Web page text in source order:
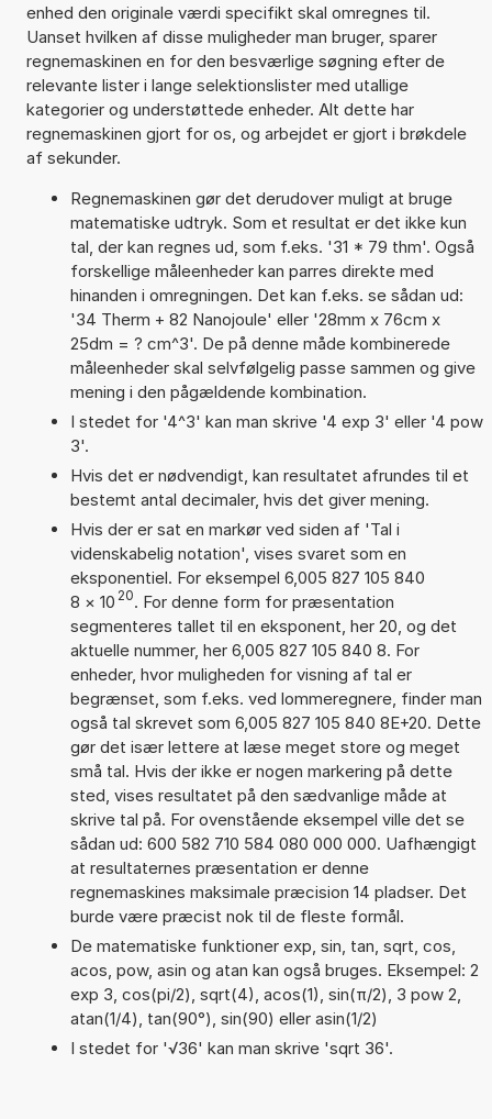
enhed den originale værdi specifikt skal omregnes til.
Uanset hvilken af disse muligheder man bruger, sparer
regnemaskinen en for den besværlige søgning efter de
relevante lister i lange selektionslister med utallige
kategorier og understøttede enheder. Alt dette har
regnemaskinen gjort for os, og arbejdet er gjort i brøkdele
af sekunder.
Regnemaskinen gør det derudover muligt at bruge
matematiske udtryk. Som et resultat er det ikke kun
tal, der kan regnes ud, som f.eks. '31 * 79 thm'. Også
forskellige måleenheder kan parres direkte med
hinanden i omregningen. Det kan f.eks. se sådan ud:
'34 Therm + 82 Nanojoule' eller '28mm x 76cm x
25dm = ? cm^3'. De på denne måde kombinerede
måleenheder skal selvfølgelig passe sammen og give
mening i den pågældende kombination.
I stedet for '4^3' kan man skrive '4 exp 3' eller '4 pow
3'.
Hvis det er nødvendigt, kan resultatet afrundes til et
bestemt antal decimaler, hvis det giver mening.
Hvis der er sat en markør ved siden af 'Tal i
videnskabelig notation', vises svaret som en
eksponentiel. For eksempel 6,005 827 105 840
8 × 10 20. For denne form for præsentation
segmenteres tallet til en eksponent, her 20, og det
aktuelle nummer, her 6,005 827 105 840 8. For
enheder, hvor muligheden for visning af tal er
begrænset, som f.eks. ved lommeregnere, finder man
også tal skrevet som 6,005 827 105 840 8E+20. Dette
gør det især lettere at læse meget store og meget
små tal. Hvis der ikke er nogen markering på dette
sted, vises resultatet på den sædvanlige måde at
skrive tal på. For ovenstående eksempel ville det se
sådan ud: 600 582 710 584 080 000 000. Uafhængigt
at resultaternes præsentation er denne
regnemaskines maksimale præcision 14 pladser. Det
burde være præcist nok til de fleste formål.
De matematiske funktioner exp, sin, tan, sqrt, cos,
acos, pow, asin og atan kan også bruges. Eksempel: 2
exp 3, cos(pi/2), sqrt(4), acos(1), sin(π/2), 3 pow 2,
atan(1/4), tan(90°), sin(90) eller asin(1/2)
I stedet for '√36' kan man skrive 'sqrt 36'.